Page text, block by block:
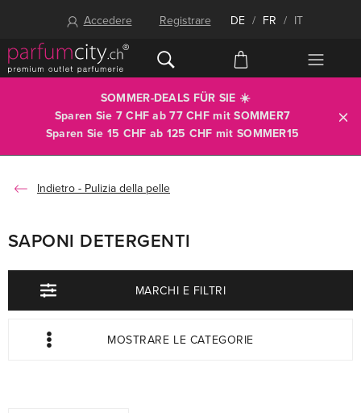
Accedere Registrare DE / FR / IT
SOMMER-DEALS FÜR SIE ☀️
Sparen Sie 7 CHF ab 77 CHF mitSOMMER7
Sparen Sie 15 CHF ab 125 CHF mit SOMMER15
Pulizia della pelle
SAPONI DETERGENTI
MARCHI E FILTRI
MOSTRARE LE CATEGORIE